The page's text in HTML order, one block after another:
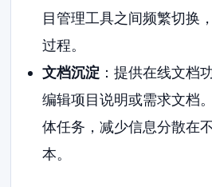
目管理工具之间频繁切换
过程。
文档沉淀：提供在线文档
编辑项目说明或需求文档
体任务，减少信息分散在
本。